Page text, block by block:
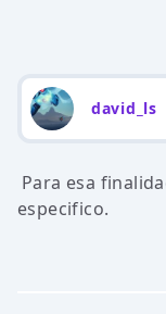
david_ls
Para esa
especifico.